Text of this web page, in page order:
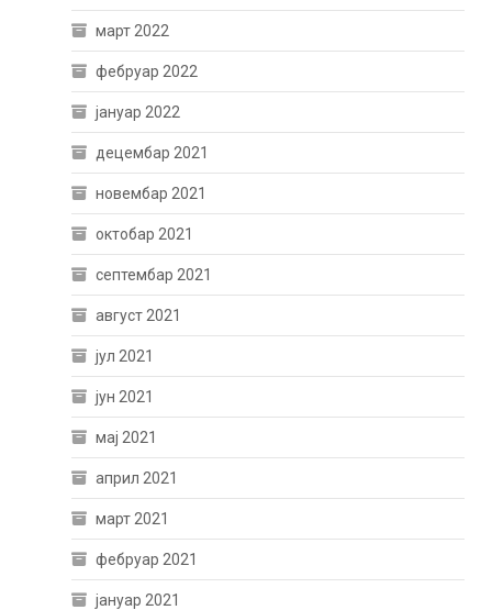
март 2022
фебруар 2022
јануар 2022
децембар 2021
новембар 2021
октобар 2021
септембар 2021
август 2021
јул 2021
јун 2021
мај 2021
април 2021
март 2021
фебруар 2021
јануар 2021